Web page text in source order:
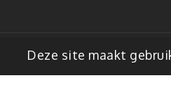
Deze site maakt
© 2026 - E-